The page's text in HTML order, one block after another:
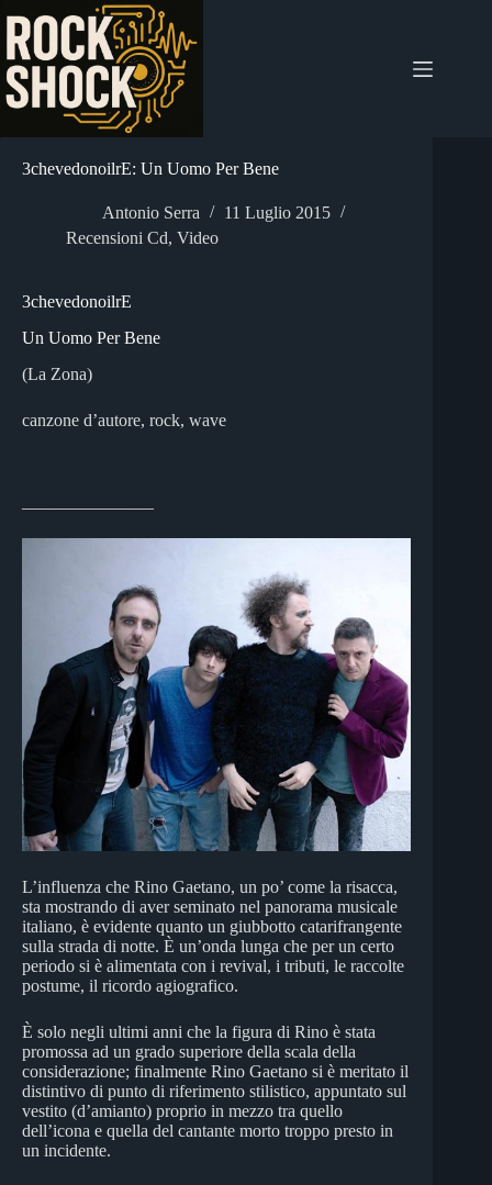
contenuto
3chevedonoilrE: Un Uomo Per Bene
Antonio Serra
11 Luglio 2015
Recensioni Cd, Video
3chevedonoilrE
Un Uomo Per Bene
(La Zona)
canzone d’autore, rock, wave
L’influenza che Rino Gaetano, un po’ come la risacca,
sta mostrando di aver seminato nel panorama musicale
italiano, è evidente quanto un giubbotto catarifrangente
sulla strada di notte. È un’onda lunga che per un certo
periodo si è alimentata con i revival, i tributi, le raccolte
postume, il ricordo agiografico.
È solo negli ultimi anni che la figura di Rino è stata
promossa ad un grado superiore della scala della
considerazione; finalmente Rino Gaetano si è meritato il
distintivo di punto di riferimento stilistico, appuntato sul
vestito (d’amianto) proprio in mezzo tra quello
dell’icona e quella del cantante morto troppo presto in
un incidente.